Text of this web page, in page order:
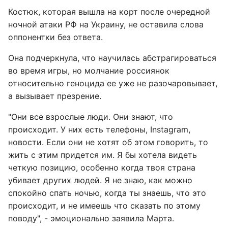
Костюк, которая вышла на корт после очередной
ночной атаки РФ на Украину, не оставила слова
оппонентки без ответа.
Она подчеркнула, что научилась абстрагироваться
во время игры, но молчание россиянок
относительно геноцида ее уже не разочаровывает,
а вызывает презрение.
"Они все взрослые люди. Они знают, что
происходит. У них есть телефоны, Instagram,
новости. Если они не хотят об этом говорить, то
жить с этим придется им. Я бы хотела видеть
четкую позицию, особенно когда твоя страна
убивает других людей. Я не знаю, как можно
спокойно спать ночью, когда ты знаешь, что это
происходит, и не имеешь что сказать по этому
поводу", - эмоционально заявила Марта.